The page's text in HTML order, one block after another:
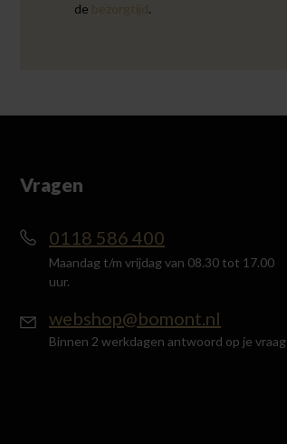
de bezorgtijd.
Vragen
0118 586 400
Maandag t/m vrijdag van 08.30 tot 17.00
uur.
webshop@bomont.nl
Binnen 2 werkdagen antwoord op je vraag